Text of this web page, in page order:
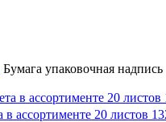
Бумага упаковочная
в ассортименте 20 листов